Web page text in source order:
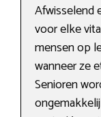
Afwisselend
voor elke
mensen op
wanneer ze
Senioren